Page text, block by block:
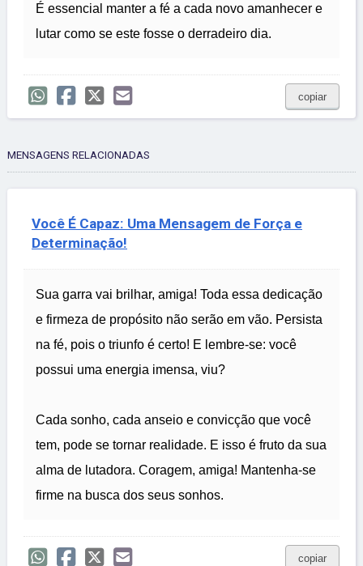
É essencial manter a fé a cada novo amanhecer e
lutar como se este fosse o derradeiro dia.
copiar
MENSAGENS RELACIONADAS
Você É Capaz: Uma Mensagem de Força e
Determinação!
Sua garra vai brilhar, amiga! Toda essa dedicação
e firmeza de propósito não serão em vão. Persista
na fé, pois o triunfo é certo! E lembre-se: você
possui uma energia imensa, viu?
Cada sonho, cada anseio e convicção que você
tem, pode se tornar realidade. E isso é fruto da sua
alma de lutadora. Coragem, amiga! Mantenha-se
firme na busca dos seus sonhos.
copiar